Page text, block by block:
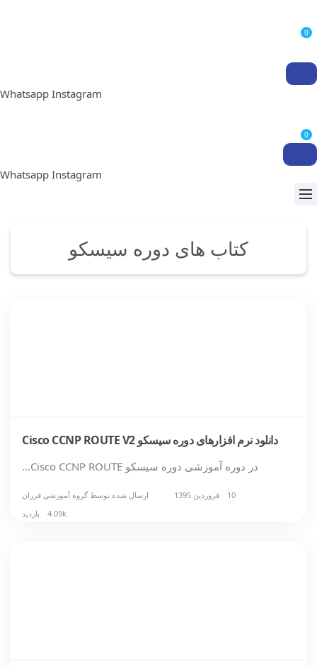
0
Whatsapp Instagram
0
Whatsapp Instagram
کتاب های دوره سیسکو
دانلود نرم افزارهای دوره سیسکو Cisco CCNP ROUTE V2
در دوره آموزشی دوره سیسکو Cisco CCNP ROUTE…
10 فروردین 1395 ارسال شده توسط گروه آموزشی فرزان
4.09k بازدید